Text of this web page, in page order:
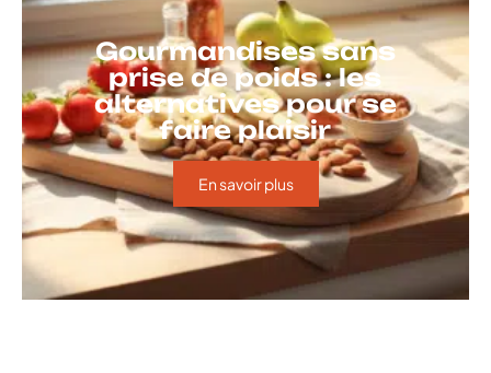
Gourmandises sans
prise de poids : les
alternatives pour se
faire plaisir
En savoir plus